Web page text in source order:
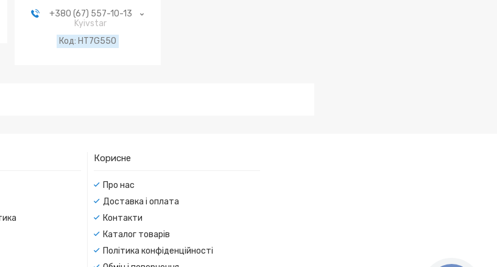
+380 (67) 557-10-13
Kyivstar
HT7G550
Корисне
Про нас
Доставка і оплата
Контакти
Каталог товарів
Політика конфіденційності